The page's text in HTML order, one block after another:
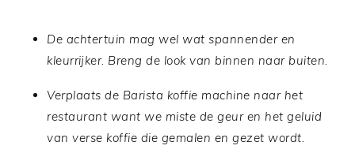
De achtertuin mag wel wat spannender en
kleurrijker. Breng de look van binnen naar buiten.
Verplaats de Barista koffie machine naar het
restaurant want we miste de geur en het geluid
van verse koffie die gemalen en gezet wordt.